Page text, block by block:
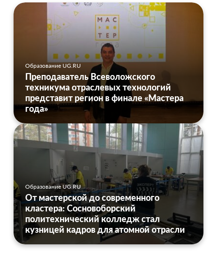
Образование UG.RU
Преподаватель Всеволожского
техникума отраслевых технологий
представит регион в финале «Мастера
года»
Образование UG.RU
От мастерской до современного
кластера: Сосновоборский
политехнический колледж стал
кузницей кадров для атомной отрасли